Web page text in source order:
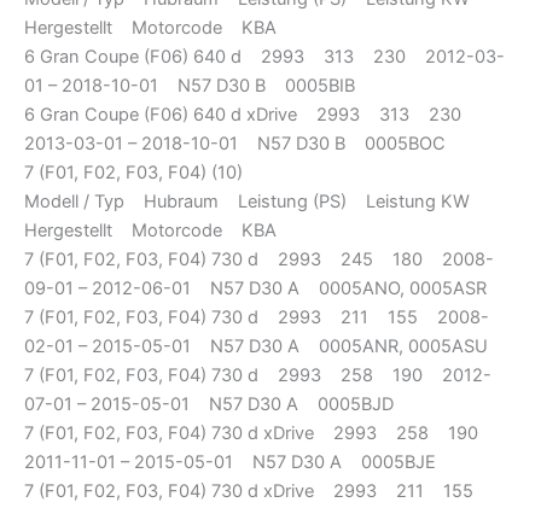
Hergestellt Motorcode KBA
6 Gran Coupe (F06) 640 d 2993 313 230 2012-03-
01 – 2018-10-01 N57 D30 B 0005BIB
6 Gran Coupe (F06) 640 d xDrive 2993 313 230
2013-03-01 – 2018-10-01 N57 D30 B 0005BOC
7 (F01, F02, F03, F04) (10)
Modell / Typ Hubraum Leistung (PS) Leistung KW
Hergestellt Motorcode KBA
7 (F01, F02, F03, F04) 730 d 2993 245 180 2008-
09-01 – 2012-06-01 N57 D30 A 0005ANO, 0005ASR
7 (F01, F02, F03, F04) 730 d 2993 211 155 2008-
02-01 – 2015-05-01 N57 D30 A 0005ANR, 0005ASU
7 (F01, F02, F03, F04) 730 d 2993 258 190 2012-
07-01 – 2015-05-01 N57 D30 A 0005BJD
7 (F01, F02, F03, F04) 730 d xDrive 2993 258 190
2011-11-01 – 2015-05-01 N57 D30 A 0005BJE
7 (F01, F02, F03, F04) 730 d xDrive 2993 211 155